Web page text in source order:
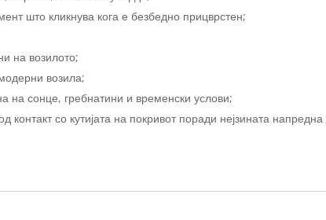
што кликнува кога е безбедно прицврстен;
на возилото;
возила;
на сонце, гребнатини и временски услови;
со кутијата на покривот поради нејзината